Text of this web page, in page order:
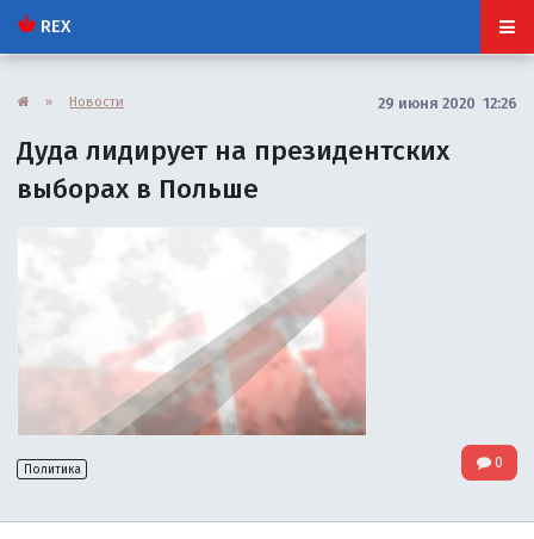
REX
» Новости 29 июня 2020 12:26
Дуда лидирует на президентских
выборах в Польше
Политика 0